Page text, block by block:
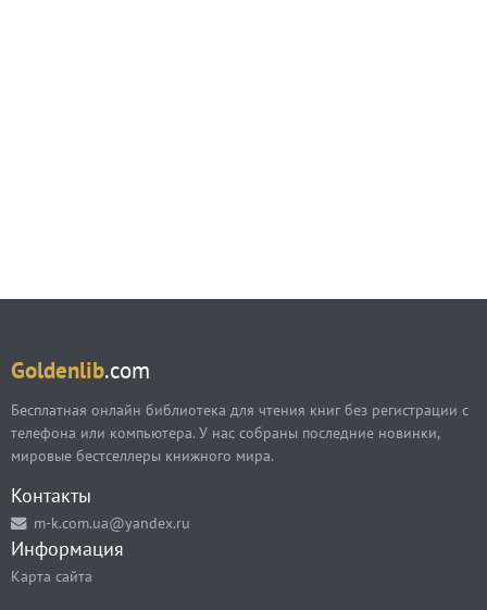
Goldenlib.com
Бесплатная онлайн библиотека для чтения книг без регистрации с
телефона или компьютера. У нас собраны последние новинки,
мировые бестселлеры книжного мира.
Контакты
m-k.com.ua@yandex.ru
Информация
Карта сайта